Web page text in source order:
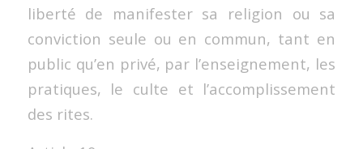
liberté de manifester sa religion ou sa
conviction seule ou en commun, tant en
public qu’en privé, par l’enseignement, les
pratiques, le culte et l’accomplissement
des rites.